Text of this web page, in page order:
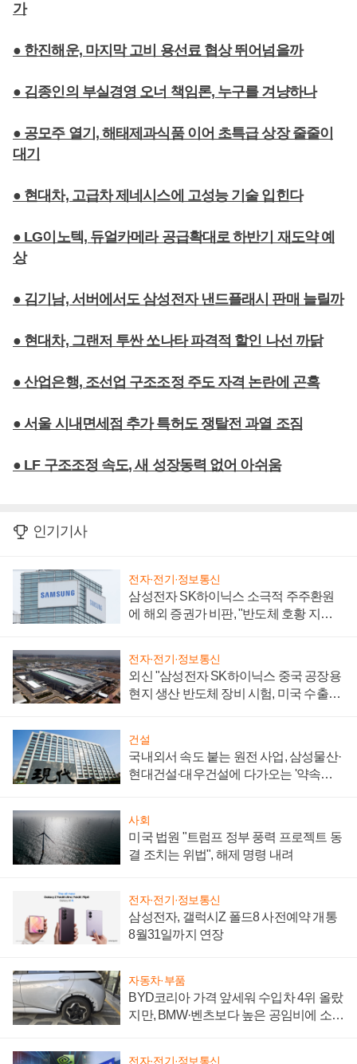
가
● 한진해운, 마지막 고비 용선료 협상 뛰어넘을까
● 김종인의 부실경영 오너 책임론, 누구를 겨냥하나
● 공모주 열기, 해태제과식품 이어 초특급 상장 줄줄이
대기
● 현대차, 고급차 제네시스에 고성능 기술 입힌다
● LG이노텍, 듀얼카메라 공급확대로 하반기 재도약 예
상
● 김기남, 서버에서도 삼성전자 낸드플래시 판매 늘릴까
● 현대차, 그랜저 투싼 쏘나타 파격적 할인 나선 까닭
● 산업은행, 조선업 구조조정 주도 자격 논란에 곤혹
● 서울 시내면세점 추가 특허도 쟁탈전 과열 조짐
● LF 구조조정 속도, 새 성장동력 없어 아쉬움
인기기사
전자·전기·정보통신
삼성전자 SK하이닉스 소극적 주주환원
에 해외 증권가 비판, "반도체 호황 지속
전자·전기·정보통신
외신 "삼성전자 SK하이닉스 중국 공장용
현지 생산 반도체 장비 시험, 미국 수출통
건설
국내외서 속도 붙는 원전 사업, 삼성물산·
현대건설·대우건설에 다가오는 '약속의
사회
미국 법원 "트럼프 정부 풍력 프로젝트 동
결 조치는 위법", 해제 명령 내려
전자·전기·정보통신
삼성전자, 갤럭시Z 폴드8 사전예약 개통
8월31일까지 연장
자동차·부품
BYD코리아 가격 앞세워 수입차 4위 올랐
지만, BMW·벤츠보다 높은 공임비에 소비
전자·전기·정보통신